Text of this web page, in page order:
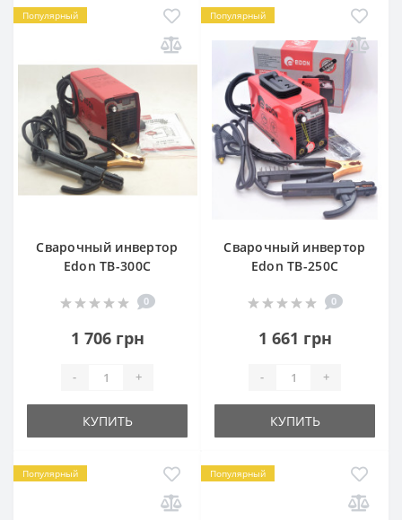
Популярный
Сварочный инвертор
Edon TB-300C
0
1 706 грн
- +
КУПИТЬ
Популярный
Сварочный инвертор
Edon TB-250C
0
1 661 грн
- +
КУПИТЬ
Популярный Популярный